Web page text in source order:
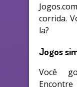
corrida.
la?
Jogos
Você